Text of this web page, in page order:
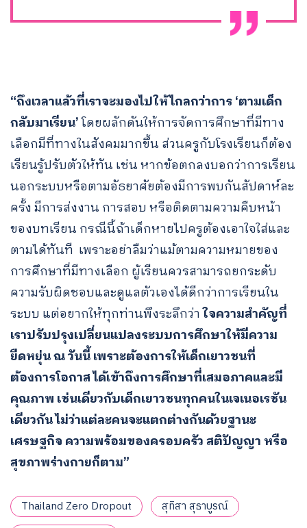
“ถึงเวลาแล้วที่เราจะมองไปให้ไกลกว่าการ ‘ตามเด็ก
กลับมาเรียน’โดยผลักดันให้การจัดการศึกษาที่มีทาง
เลือกมีที่ทางในสังคมมากขึ้น ส่วนครูกับโรงเรียนก็ต้อง
เรียนรู้ปรับตัวให้ทัน เช่น หากข้อตกลงบอกว่าการเรียน
นอกระบบหรือตามอัธยาศัยต้องมีการพบกันสัปดาห์ละ
ครั้ง มีการส่งงาน การสอบ หรือติดตามความคืบหน้า
ของบทเรียน กรณีนี้ถ้าเด็กหายไปครูต้องเอาใจใส่และ
ตามได้ทันที เพราะอย่าลืมว่าแม้ตามความหมายของ
การศึกษาที่มีทางเลือก ผู้เรียนควรสามารถยกระดับ
ความรับผิดชอบและดูแลตัวเองได้ดีกว่าการเรียนใน
ระบบ แต่อยากให้ทุกท่านพึงระลึกว่าใจความสำคัญที่
เราปรับปรุงเปลี่ยนแปลงระบบการศึกษาให้มีความ
ยืดหยุ่น ณ วันนี้ เพราะต้องการให้เด็กเยาวชนที่
ต้องการโอกาส ได้เข้าถึงการศึกษาที่เสมอภาคและมี
คุณภาพ เช่นเดียวกับเด็กเยาวชนทุกคนในเจเนอเรชัน
เดียวกัน ไม่ว่าแต่ละคนจะแตกต่างกันด้วยฐานะ
เศรษฐกิจ ความพร้อมของครอบครัว สติปัญญา หรือ
สุขภาพร่างกายก็ตาม”
Thailand Zero Dropout
สุทิสา สุธาบูรณ์